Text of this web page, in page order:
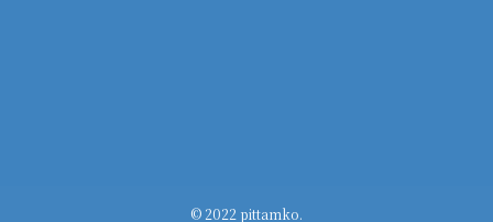
© 2022 pittamko.